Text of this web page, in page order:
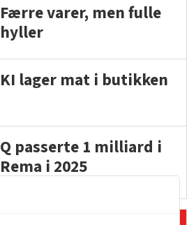
Færre varer, men fulle
hyller
KI lager mat i butikken
Q passerte 1 milliard i
Rema i 2025